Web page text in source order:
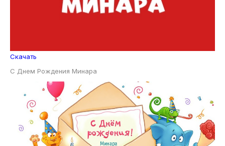
Скачать
С Днем Рождения Минара